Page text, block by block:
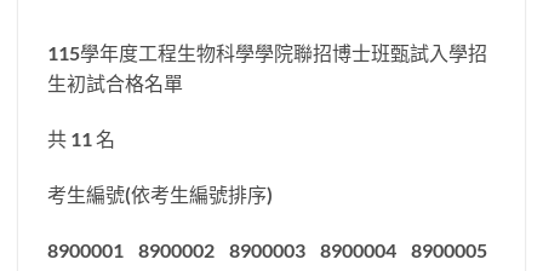
115學年度工程生物科學學院聯招博士班甄試入學招
生初試合格名單
共 11 名
考生編號(依考生編號排序)
8900001 8900002 8900003 8900004 8900005